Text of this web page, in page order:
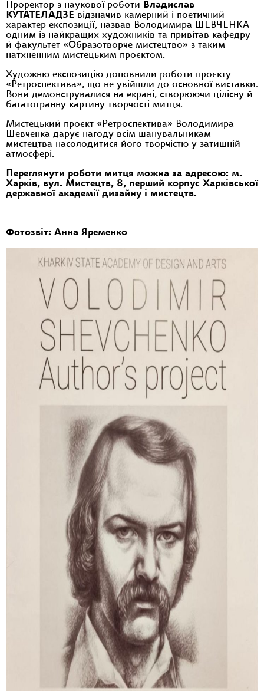
Проректор з наукової роботи
Владислав
КУТАТЕЛАДЗЕ відзначив камерний і поетичний
характер експозиції, назвав Володимира ШЕВЧЕНКА
одним із найкращих художників та привітав кафедру
й факультет «Образотворче мистецтво» з таким
натхненним мистецьким проєктом.
Художню експозицію доповнили роботи проєкту
«Ретроспектива», що не увійшли до основної виставки.
Вони демонструвалися на екрані, створюючи цілісну й
багатогранну картину творчості митця.
Мистецький проєкт «Ретроспектива» Володимира
Шевченка дарує нагоду всім шанувальникам
мистецтва насолодитися його творчістю у затишній
атмосфері.
Переглянути роботи митця можна за адресою: м.
Харків, вул. Мистецтв, 8, перший корпус Харківської
державної академії дизайну і мистецтв.
Фотозвіт: Анна Яременко